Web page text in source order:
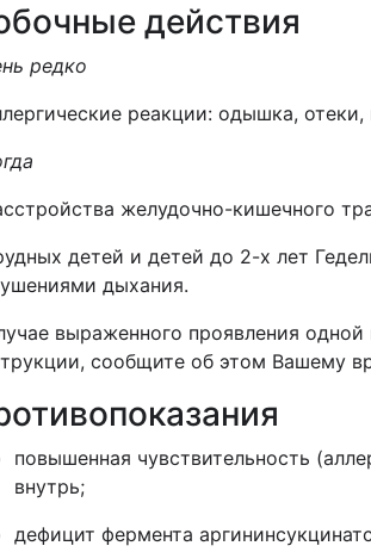
действия
редко
реакции: одышка,
желудочно-кишечного
детей и детей до 2-х лет
дыхания.
выраженного проявления
сообщите об этом Вашему
повышенная чувствительность
внутрь;
дефицит фермента